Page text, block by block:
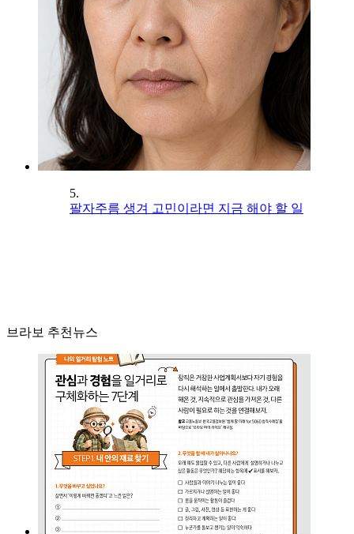
5.
팔자주름 생겨 고민이라면 지금 해야 할 일
브라보 추천뉴스